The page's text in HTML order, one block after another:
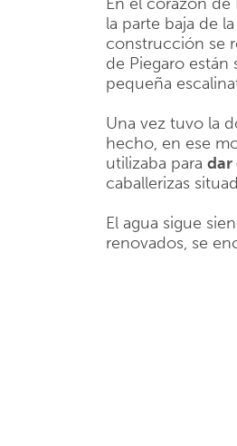
la parte baja de
construcción se
de Piegaro están
pequeña
Una vez tuvo la
hecho, en ese
utilizaba para dar
caballerizas
El agua sigue
renovados, se